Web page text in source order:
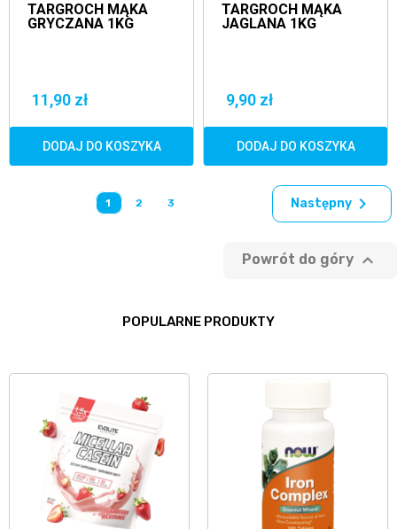
TARGROCH MĄKA
GRYCZANA 1KG
11,90 zł
DODAJ DO KOSZYKA
TARGROCH MĄKA
JAGLANA 1KG
9,90 zł
DODAJ DO KOSZYKA
1 2 3 Następny 
Powrót do góry 
POPULARNE PRODUKTY